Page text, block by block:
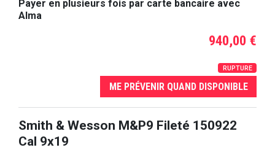
Payer en plusieurs fois par carte bancaire avec
Alma
940,00 €
RUPTURE
ME PRÉVENIR QUAND DISPONIBLE
Smith & Wesson M&P9 Fileté 150922
Cal 9x19